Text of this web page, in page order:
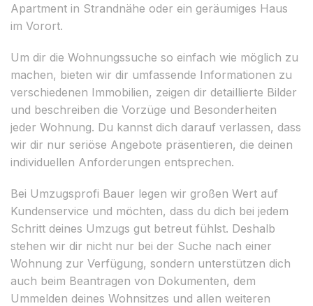
Apartment in Strandnähe oder ein geräumiges Haus
im Vorort.
Um dir die Wohnungssuche so einfach wie möglich zu
machen, bieten wir dir umfassende Informationen zu
verschiedenen Immobilien, zeigen dir detaillierte Bilder
und beschreiben die Vorzüge und Besonderheiten
jeder Wohnung. Du kannst dich darauf verlassen, dass
wir dir nur seriöse Angebote präsentieren, die deinen
individuellen Anforderungen entsprechen.
Bei Umzugsprofi Bauer legen wir großen Wert auf
Kundenservice und möchten, dass du dich bei jedem
Schritt deines Umzugs gut betreut fühlst. Deshalb
stehen wir dir nicht nur bei der Suche nach einer
Wohnung zur Verfügung, sondern unterstützen dich
auch beim Beantragen von Dokumenten, dem
Ummelden deines Wohnsitzes und allen weiteren